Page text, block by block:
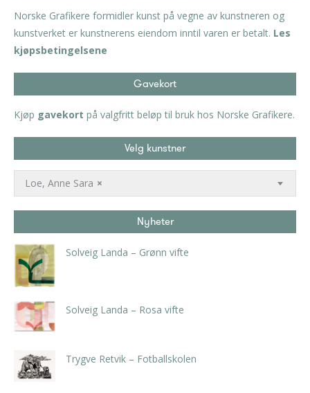
Norske Grafikere formidler kunst på vegne av kunstneren og
kunstverket er kunstnerens eiendom inntil varen er betalt. Les
kjøpsbetingelsene
Gavekort
Kjøp gavekort på valgfritt beløp til bruk hos Norske Grafikere.
Velg kunstner
×
Loe, Anne Sara
Nyheter
Solveig Landa – Grønn vifte
Solveig Landa – Rosa vifte
Trygve Retvik – Fotballskolen